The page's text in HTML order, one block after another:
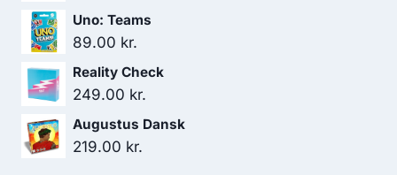
Uno: Teams
89.00 kr.
Reality Check
249.00 kr.
Augustus Dansk
219.00 kr.